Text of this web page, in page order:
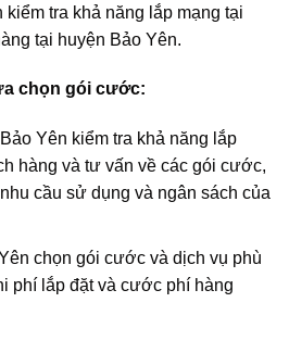
tra khả năng lắp mạng tại
tại huyện Bảo Yên.
chọn gói cước:
Yên kiểm tra khả năng lắp
hàng và tư vấn về các gói cước,
cầu sử dụng và ngân sách của
chọn gói cước và dịch vụ phù
phí lắp đặt và cước phí hàng